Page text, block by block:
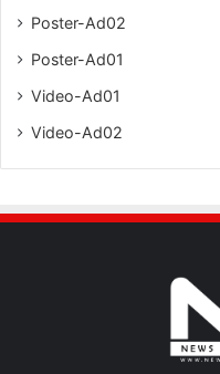
Poster-Ad02
Poster-Ad01
Video-Ad01
Video-Ad02